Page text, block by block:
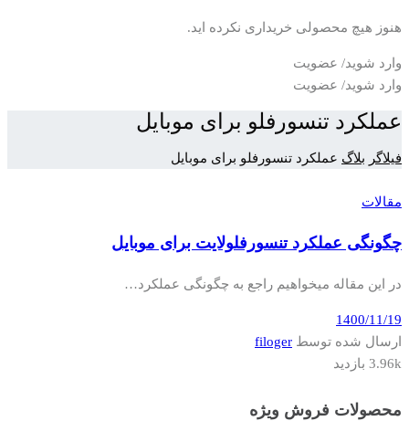
هنوز هیچ محصولی خریداری نکرده اید.
وارد شوید/ عضویت
وارد شوید/ عضویت
عملکرد تنسورفلو برای موبایل
فیلاگر بلاگ عملکرد تنسورفلو برای موبایل
مقالات
چگونگی عملکرد تنسورفلولایت برای موبایل
در این مقاله میخواهیم راجع به چگونگی عملکرد…
1400/11/19
ارسال شده توسط filoger
3.96k بازدید
محصولات فروش ویژه